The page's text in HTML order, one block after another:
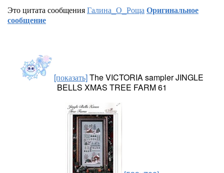
Это цитата сообщенияГалина_О_РощаОригинальное
сообщение
[показать]The VICTORIA sampler JINGLE
BELLS XMAS TREE FARM 61